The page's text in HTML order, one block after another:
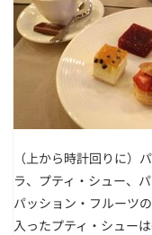
（上から時計回りに）
ラ、プティ・シュー、
パッション・フルーツ
入ったプティ・シュー